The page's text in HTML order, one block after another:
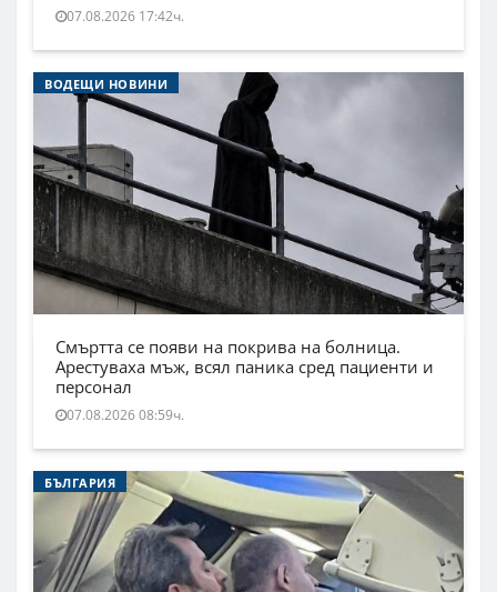
07.08.2026 17:42ч.
ВОДЕЩИ НОВИНИ
Смъртта се появи на покрива на болница.
Арестуваха мъж, всял паника сред пациенти и
персонал
07.08.2026 08:59ч.
БЪЛГАРИЯ